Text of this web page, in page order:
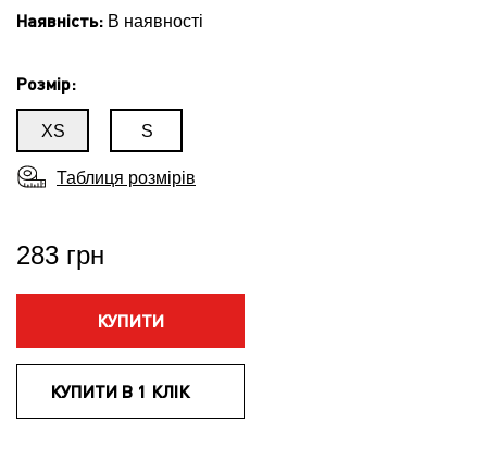
Наявність: В наявності
Розмір:
XS S
Таблиця розмірів
283 грн
КУПИТИ
КУПИТИ В 1 КЛІК